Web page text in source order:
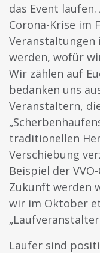
das Event
Corona-Krise im
Veranstaltungen
werden, wofür
Wir zählen auf
bedanken uns
Veranstaltern,
traditionellen
Verschiebung
Beispiel der
Zukunft werden
wir im Oktober
Läufer sind